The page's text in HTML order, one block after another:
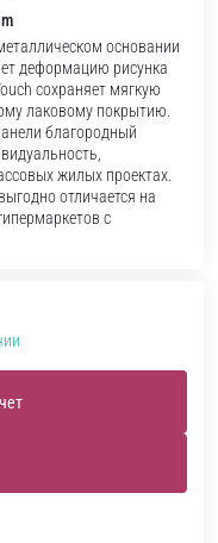
основании
деформацию рисунка
сохраняет мягкую
лаковому покрытию.
благородный
жилых проектах.
отличается на
с